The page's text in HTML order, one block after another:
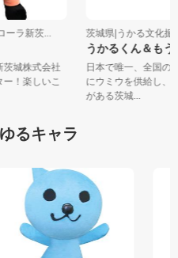
ーラ新茨...
茨城株式会社
ー！楽しいこ
茨城県|うかる文化
うかるくん＆も
日本で唯一、全国
にウミウを供給し
がある茨城...
るキャラ